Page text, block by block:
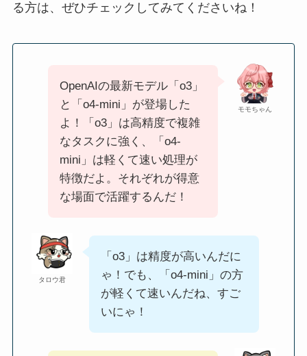
る方は、ぜひチェックしてみてくださいね！
モモちゃん
OpenAIの最新モデル「o3」
と「o4-mini」が登場した
よ！「o3」は高精度で複雑
なタスクに強く、「o4-
mini」は軽くて速い処理が
特徴だよ。それぞれが得意
な場面で活躍するんだ！
タロウ君
「o3」は精度が高いんだに
ゃ！でも、「o4-mini」の方
が軽くて速いんだね、すご
いにゃ！